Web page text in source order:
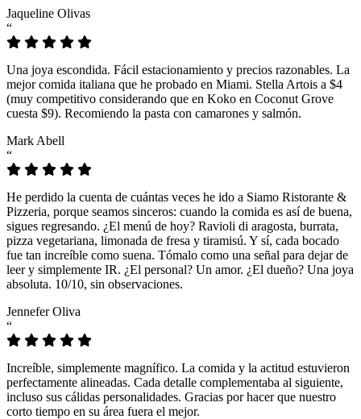
Jaqueline Olivas
“
Una joya escondida. Fácil estacionamiento y precios razonables. La
mejor comida italiana que he probado en Miami. Stella Artois a $4
(muy competitivo considerando que en Koko en Coconut Grove
cuesta $9). Recomiendo la pasta con camarones y salmón.
Mark Abell
“
He perdido la cuenta de cuántas veces he ido a Siamo Ristorante &
Pizzeria, porque seamos sinceros: cuando la comida es así de buena,
sigues regresando. ¿El menú de hoy? Ravioli di aragosta, burrata,
pizza vegetariana, limonada de fresa y tiramisú. Y sí, cada bocado
fue tan increíble como suena. Tómalo como una señal para dejar de
leer y simplemente IR. ¿El personal? Un amor. ¿El dueño? Una joya
absoluta. 10/10, sin observaciones.
Jennefer Oliva
“
Increíble, simplemente magnífico. La comida y la actitud estuvieron
perfectamente alineadas. Cada detalle complementaba al siguiente,
incluso sus cálidas personalidades. Gracias por hacer que nuestro
corto tiempo en su área fuera el mejor.